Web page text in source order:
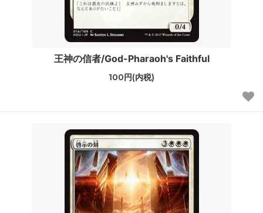
王神の信者/God-Pharaoh's Faithful
100円(内税)